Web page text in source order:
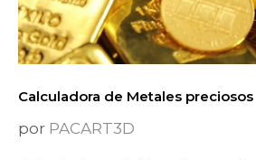
Calculadora de Metales preciosos
por PACART3D